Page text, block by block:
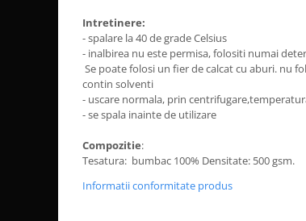
Intretinere:
- spalare la 40 de grade Celsius
- inalbirea nu este permisa, folositi numai
Se poate folosi un fier de calcat cu aburi. nu
contin solventi
- uscare normala, prin
- se spala inainte de utilizare
Compozitie:
Tesatura: bumbac 100% Densitate: 500 gsm.
Informatii conformitate produs